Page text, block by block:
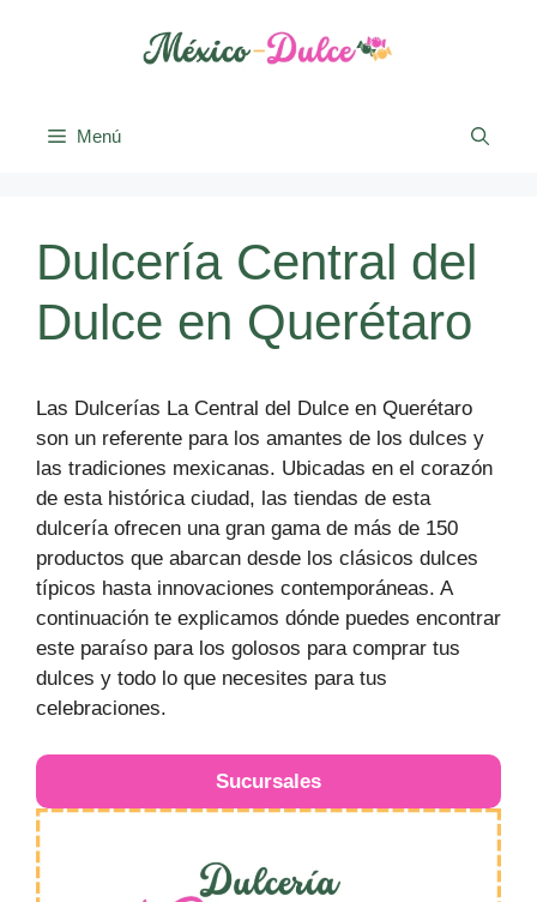
Menú
Dulcería Central del
Dulce en Querétaro
Las Dulcerías La Central del Dulce en Querétaro
son un referente para los amantes de los dulces y
las tradiciones mexicanas. Ubicadas en el corazón
de esta histórica ciudad, las tiendas de esta
dulcería ofrecen una gran gama de más de 150
productos que abarcan desde los clásicos dulces
típicos hasta innovaciones contemporáneas. A
continuación te explicamos dónde puedes encontrar
este paraíso para los golosos para comprar tus
dulces y todo lo que necesites para tus
celebraciones.
Sucursales